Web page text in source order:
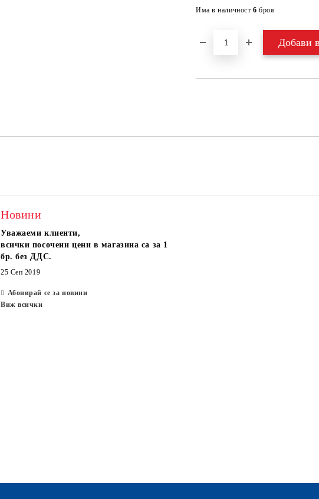
Има в наличност 6 броя
Новини
Уважаеми клиенти,
всички посочени цени в магазина са за 1
бр. без ДДС.
25 Сеп 2019
Абонирай се за новини
Виж всички